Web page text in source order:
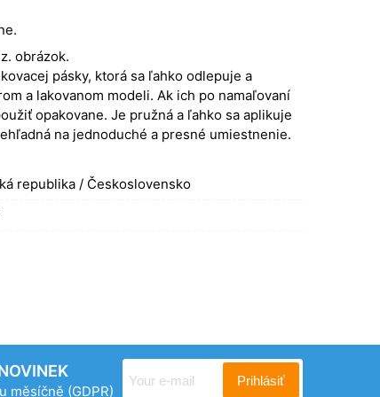
obrázok.
pásky, ktorá sa ľahko odlepuje a
a lakovanom modeli. Ak ich po namaľovaní
opakovane. Je pružná a ľahko sa aplikuje
na jednoduché a presné umiestnenie.
republika / Československo
měsíčně (GDPR)
Prihlásiť